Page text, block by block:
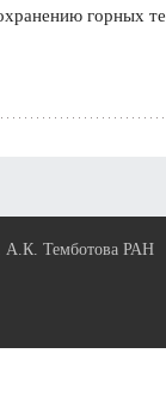
горных
А.К. Темботова РАН